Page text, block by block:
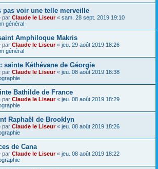
pas voir une telle merveille
par Claude le Liseur« sam. 28 sept. 2019 19:10
général
Amphiloque Makris
par Claude le Liseur« jeu. 29 août 2019 18:26
général
sainte Kéthévane de Géorgie
par Claude le Liseur« jeu. 08 août 2019 18:38
Bathilde de France
par Claude le Liseur« jeu. 08 août 2019 18:29
Raphaël de Brooklyn
par Claude le Liseur« jeu. 08 août 2019 18:26
de Cana
par Claude le Liseur« jeu. 08 août 2019 18:22